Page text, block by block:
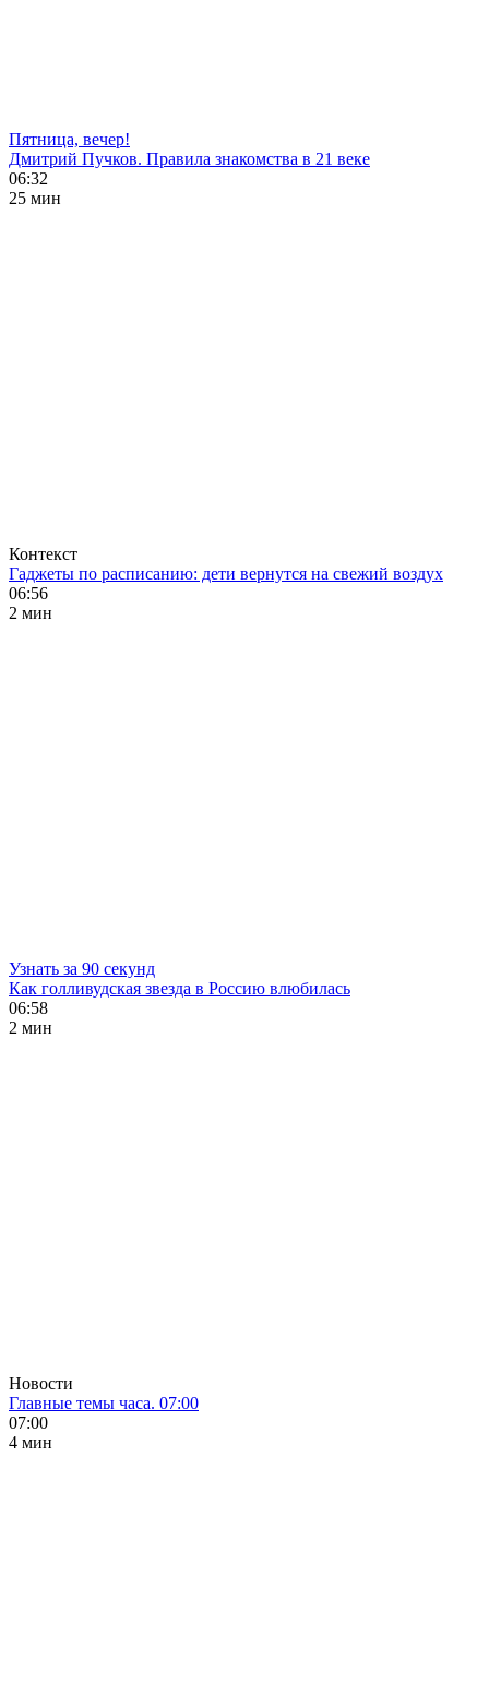
Пятница, вечер!
Дмитрий Пучков. Правила знакомства в 21 веке
06:32
25 мин
Контекст
Гаджеты по расписанию: дети вернутся на свежий воздух
06:56
2 мин
Узнать за 90 секунд
Как голливудская звезда в Россию влюбилась
06:58
2 мин
Новости
Главные темы часа. 07:00
07:00
4 мин